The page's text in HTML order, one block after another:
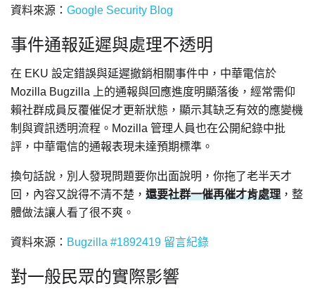
資料來源： Google Security Blog
事件通報延遲與處理不透明
在 EKU 設定錯誤與延遲撤銷相關事件中，中華電信於
Mozilla Bugzilla 上的通報與回應進度明顯落後，經常需仰
賴社群成員反覆催促才更新狀態，顯示其缺乏有效的應變機
制與資訊透明流程。Mozilla 管理人員也在公開紀錄中批
評，中華電信的通報表現未達預期標準。
換句話說，別人發現問題要你出面說明，你拖了老半天才
回，內容又說得不清不楚， 還要社群一催再催才肯處理 ，整
體做法讓人看了很不爽。
資料來源： Bugzilla #1892419 留言紀錄
對一般民眾的實際影響